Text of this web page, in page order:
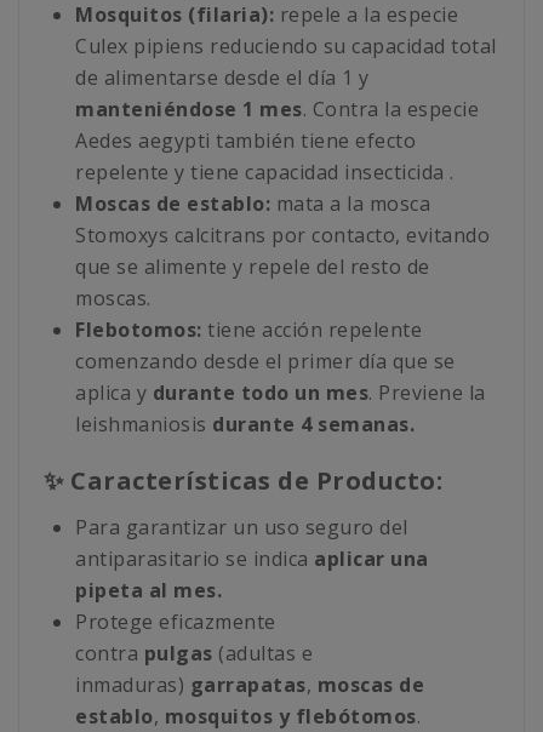
Mosquitos (filaria): repele a la especie
Culex pipiens reduciendo su capacidad total
de alimentarse desde el día 1 y
manteniéndose 1 mes. Contra la especie
Aedes aegypti también tiene efecto
repelente y tiene capacidad insecticida .
Moscas de establo: mata a la mosca
Stomoxys calcitrans por contacto, evitando
que se alimente y repele del resto de
moscas.
Flebotomos: tiene acción repelente
comenzando desde el primer día que se
aplica y durante todo un mes. Previene la
leishmaniosis durante 4 semanas.
✨ Características de Producto:
Para garantizar un uso seguro del
antiparasitario se indica aplicar una
pipeta al mes.
Protege eficazmente
contra pulgas (adultas e
inmaduras) garrapatas, moscas de
establo, mosquitos y flebótomos.